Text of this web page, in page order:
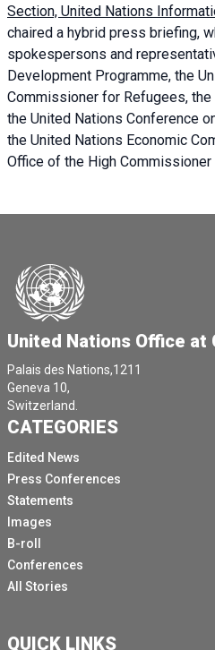
Section, United Nations
chaired a hybrid press briefing,
spokespersons and
Development Programme, the
Commissioner for Refugees,
the United Nations Conference
the United Nations Economic
Office of the High Commissioner
United Nations Office at
Palais des Nations,1211
Geneva 10,
Switzerland.
CATEGORIES
Edited News
Press Conferences
Statements
Images
B-roll
Conferences
All Stories
QUICK LINKS